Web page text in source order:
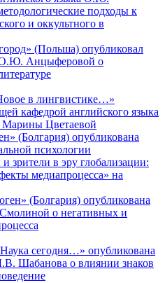
(Польша) опубликовал
Анцыферовой о
в лингвистике…»
кафедрой английского языка
Марины Цветаевой
(Болгария) опубликована
о негативных и
сегодня…» опубликована
Шабанова о влиянии знаков